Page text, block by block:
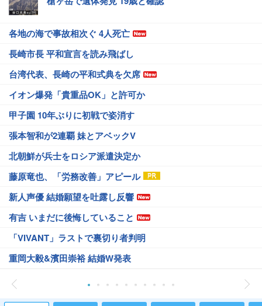
各地の海で事故相次ぐ 4人死亡
長崎市長 平和宣言を読み飛ばし
台湾代表、長崎の平和式典を欠席
イオン爆発「貴重品OK」と許可か
甲子園 10年ぶりに初戦で姿消す
張本智和が2連覇 妹とアベックV
北朝鮮が兵士をロシア派遣決定か
藤原竜也、「労務改善」アピール
新人声優 結婚願望を吐露し反響
有吉 いまだに後悔していること
「VIVANT」ラストで裏切り者判明
重岡大毅&濱田崇裕 結婚W発表